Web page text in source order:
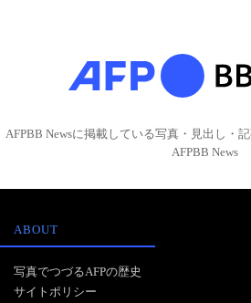
AFPBB Newsに掲載している写真・見出し・
AFPBB News
ABOUT
写真でつづるAFPの歴史
サイトポリシー